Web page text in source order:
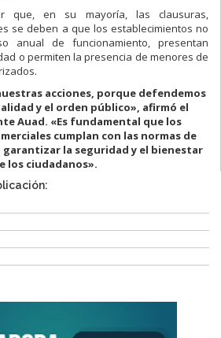
que, en su mayoría, las clausuras,
se deben a que los establecimientos no
anual de funcionamiento, presentan
o permiten la presencia de menores de
acciones, porque defendemos
y el orden público», afirmó el
Auad. «Es fundamental que los
cumplan con las normas de
la seguridad y el bienestar
los ciudadanos».